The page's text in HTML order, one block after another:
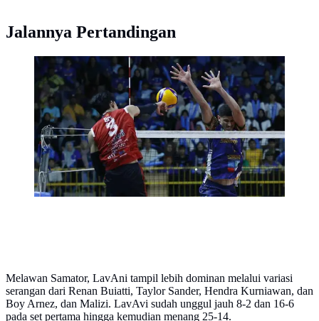
Jalannya Pertandingan
Spike Boy Arnes Arabi dari Jakarta LavAni Livin
Transmedia coba diblok pemain Surabaya Samator
pada laga final four PLN Mobile Proliga 2025 di GOR
Jayabaya, Kediri, Minggu (20/4). (foto: instagram
@lavani.forever)
Melawan Samator, LavAni tampil lebih dominan melalui variasi
serangan dari Renan Buiatti, Taylor Sander, Hendra Kurniawan, dan
Boy Arnez, dan Malizi. LavAvi sudah unggul jauh 8-2 dan 16-6
pada set pertama hingga kemudian menang 25-14.